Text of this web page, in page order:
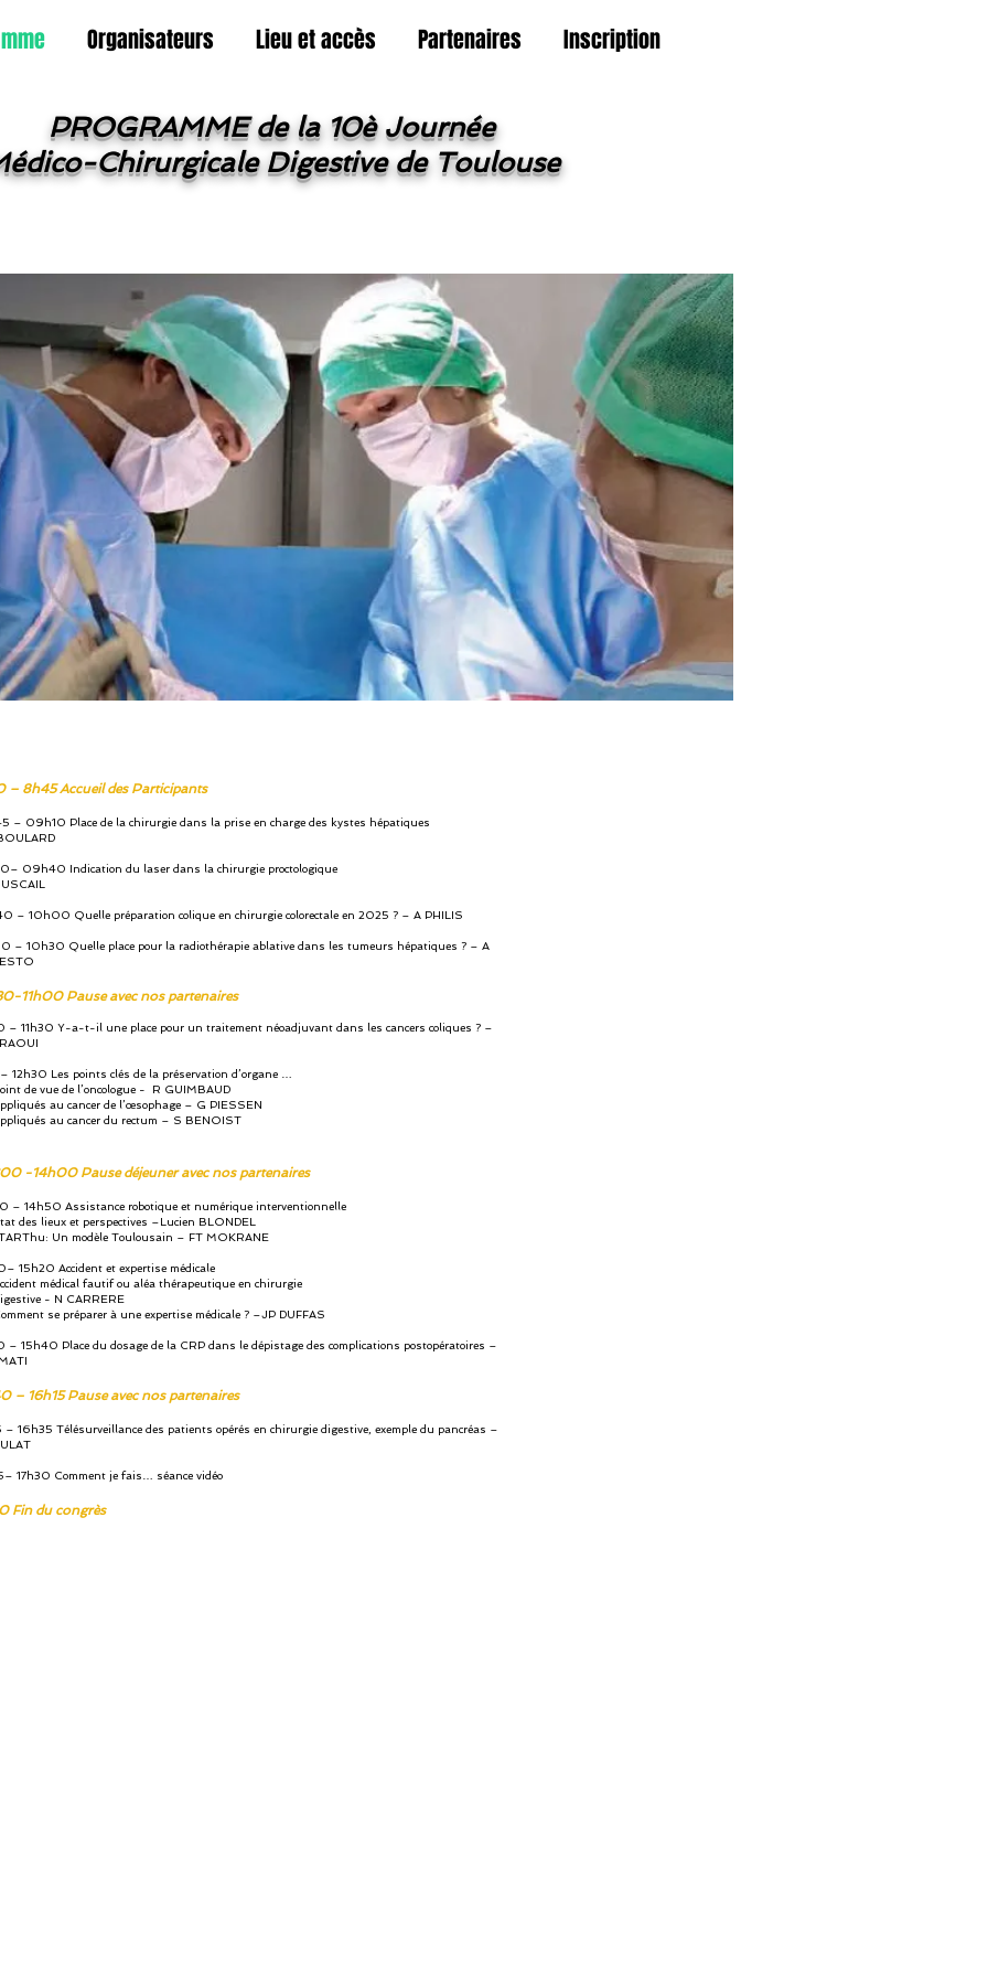
Organisateurs Lieu et accès Partenaires Inscription
PROGRAMME de la 10è Journée
Chirurgicale Digestive de Toulouse
– 8h45 Accueil des Participants
– 09h10 Place de la chirurgie dans la prise en charge des kystes hépatiques
09h40 Indication du laser dans la chirurgie proctologique
– 10h00 Quelle préparation colique en chirurgie colorectale en 2025 ? – A PHILIS
– 10h30 Quelle place pour la radiothérapie ablative dans les tumeurs hépatiques ? – A
11h00 Pause avec nos partenaires
– 11h30 Y-a-t-il une place pour un traitement néoadjuvant dans les cancers coliques ? –
12h30 Les points clés de la préservation d’organe …
de vue de l’oncologue - R GUIMBAUD
au cancer de l’œsophage – G PIESSEN
au cancer du rectum – S BENOIST
-14h00 Pause déjeuner avec nos partenaires
– 14h50 Assistance robotique et numérique interventionnelle
des lieux et perspectives –Lucien BLONDEL
Un modèle Toulousain – FT MOKRANE
15h20 Accident et expertise médicale
médical fautif ou aléa thérapeutique en chirurgie
- N CARRERE
se préparer à une expertise médicale ? –JP DUFFAS
– 15h40 Place du dosage de la CRP dans le dépistage des complications postopératoires –
– 16h15 Pause avec nos partenaires
– 16h35 Télésurveillance des patients opérés en chirurgie digestive, exemple du pancréas –
17h30 Comment je fais… séance vidéo
Fin du congrès